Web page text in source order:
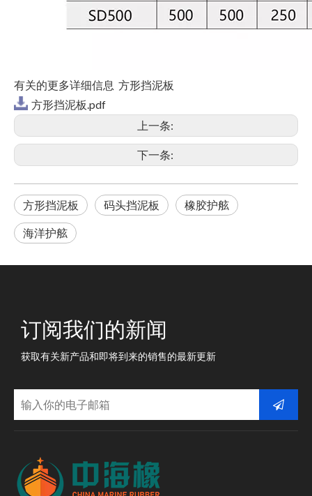
有关的更多详细信息 方形挡泥板
方形挡泥板.pdf
上一条:
下一条:
方形挡泥板 码头挡泥板 橡胶护舷
海洋护舷
订阅我们的新闻
获取有关新产品和即将到来的销售的最新更新